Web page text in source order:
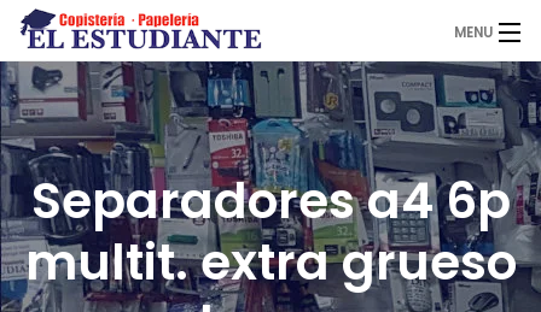
MENU
El Estudiante
Copistería
Papelería
Separadores a4 6p
multit. extra grueso